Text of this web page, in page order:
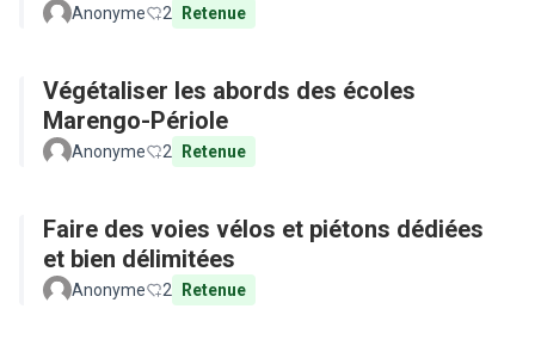
Anonyme 2 Retenue
Végétaliser les abords des écoles
Marengo-Périole
Anonyme 2 Retenue
Faire des voies vélos et piétons dédiées
et bien délimitées
Anonyme 2 Retenue